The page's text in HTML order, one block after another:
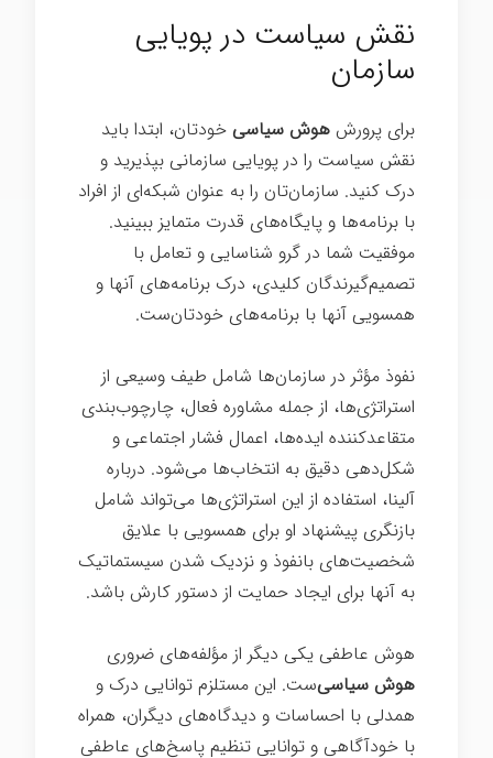
نقش سیاست در پویایی
سازمان
برای پرورش هوش سیاسی خودتان، ابتدا باید
نقش سیاست را در پویایی سازمانی بپذیرید و
درک کنید. سازمان‌تان را به عنوان شبکه‌ای از افراد
با برنامه‌ها و پایگاه‌های قدرت متمایز ببینید.
موفقیت شما در گرو شناسایی و تعامل با
تصمیم‌گیرندگان کلیدی، درک برنامه‌های آنها و
همسویی آنها با برنامه‌های خودتان‌ست.
نفوذ مؤثر در سازمان‌ها شامل طیف وسیعی از
استراتژی‌ها، از جمله مشاوره فعال، چارچوب‌بندی
متقاعدکننده ایده‌ها، اعمال فشار اجتماعی و
شکل‌دهی دقیق به انتخاب‌ها می‌شود. درباره
آلینا، استفاده از این استراتژی‌ها می‌تواند شامل
بازنگری پیشنهاد او برای همسویی با علایق
شخصیت‌های بانفوذ و نزدیک شدن سیستماتیک
به آنها برای ایجاد حمایت از دستور کارش باشد.
هوش عاطفی یکی دیگر از مؤلفه‌های ضروری
هوش سیاسی‌ست. این مستلزم توانایی درک و
همدلی با احساسات و دیدگاه‌های دیگران، همراه
با خودآگاهی و توانایی تنظیم پاسخ‌های عاطفی